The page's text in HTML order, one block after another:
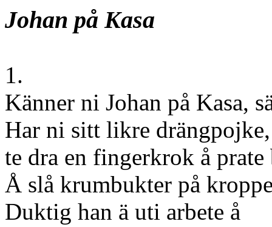
Johan på Kasa
1.
Känner ni Johan på Kasa,
Har ni sitt likre
te dra en fingerkrok å prate
Å slå krumbukter på
Duktig han ä uti arbete å